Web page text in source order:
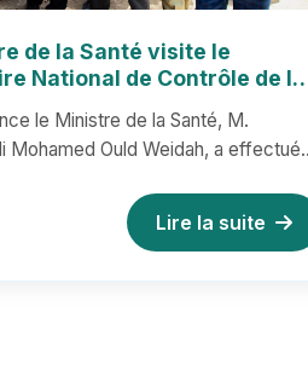
de la Santé visite le
National de Contrôle de la
dans la protection de
le Ministre de la Santé, M.
Mohamed Ould Weidah, a effectué
Lire la suite